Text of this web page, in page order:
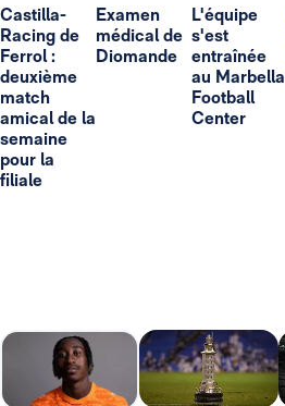
Castilla-
Racing de
Ferrol :
deuxième
match
amical de la
semaine
pour la
filiale
Examen
médical de
Diomande
L'équipe
s'est
entraînée
au Marbella
Football
Center